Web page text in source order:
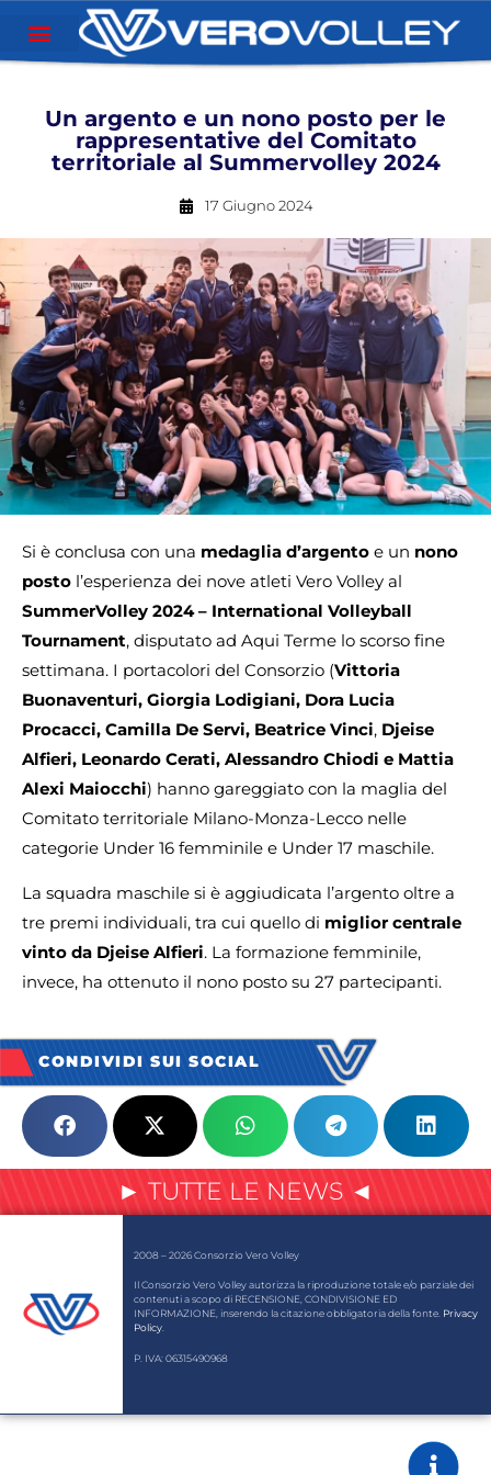
Un argento e un nono posto per le
rappresentative del Comitato
territoriale al Summervolley 2024
17 Giugno 2024
Si è conclusa con una medaglia d’argento e un nono
posto l’esperienza dei nove atleti Vero Volley al
SummerVolley 2024 – International Volleyball
Tournament, disputato ad Aqui Terme lo scorso fine
settimana. I portacolori del Consorzio (Vittoria
Buonaventuri, Giorgia Lodigiani, Dora Lucia
Procacci, Camilla De Servi, Beatrice Vinci, Djeise
Alfieri, Leonardo Cerati, Alessandro Chiodi e Mattia
Alexi Maiocchi) hanno gareggiato con la maglia del
Comitato territoriale Milano-Monza-Lecco nelle
categorie Under 16 femminile e Under 17 maschile.
La squadra maschile si è aggiudicata l’argento oltre a
tre premi individuali, tra cui quello di miglior centrale
vinto da Djeise Alfieri. La formazione femminile,
invece, ha ottenuto il nono posto su 27 partecipanti.
CONDIVIDI SUI SOCIAL
► TUTTE LE NEWS ◄
2008 – 2026 Consorzio Vero Volley
Il Consorzio Vero Volley autorizza la riproduzione totale e/o parziale dei
contenuti a scopo di RECENSIONE, CONDIVISIONE ED
INFORMAZIONE, inserendo la citazione obbligatoria della fonte. Privacy
Policy
P. IVA: 06315490968